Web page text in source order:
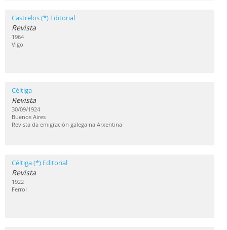
Castrelos (*) Editorial
Revista
1964
Vigo
Céltiga
Revista
30/09/1924
Buenos Aires
Revista da emigración galega na Arxentina
Céltiga (*) Editorial
Revista
1922
Ferrol